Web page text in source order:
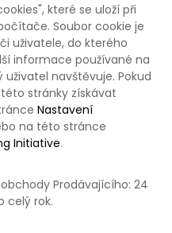
které se uloží při
Soubor cookie je
uživatele, do kterého
informace používané na
navštěvuje. Pokud
stránky získávat
Nastavení
na této stránce
Initiative.
Prodávajícího: 24
celý rok.